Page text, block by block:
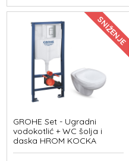
SNIŽENJE
GROHE Set - Ugradni
vodokotlić + WC šolja i
daska HROM KOCKA